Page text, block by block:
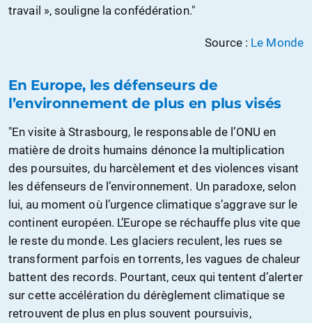
travail », souligne la confédération."
Source : Le Monde
En Europe, les défenseurs de
l’environnement de plus en plus visés
"En visite à Strasbourg, le responsable de l’ONU en
matière de droits humains dénonce la multiplication
des poursuites, du harcèlement et des violences visant
les défenseurs de l’environnement. Un paradoxe, selon
lui, au moment où l’urgence climatique s’aggrave sur le
continent européen. L’Europe se réchauffe plus vite que
le reste du monde. Les glaciers reculent, les rues se
transforment parfois en torrents, les vagues de chaleur
battent des records. Pourtant, ceux qui tentent d’alerter
sur cette accélération du dérèglement climatique se
retrouvent de plus en plus souvent poursuivis,